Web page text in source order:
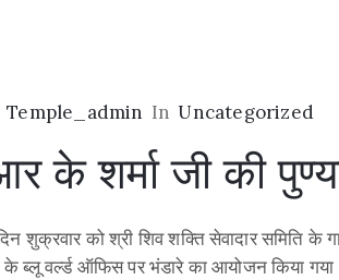
Temple_admin In Uncategorized
के शर्मा जी की
को श्री शिव शक्ति सेवादार समिति के
के ब्लू वर्ल्ड ऑफिस पर भंडारे का आयोजन किया